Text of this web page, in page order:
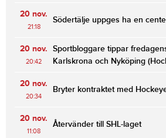
20 nov.
21:18
Södertälje uppges ha en
20 nov.
20:42
Sportbloggare tippar
Karlskrona och Nyköping
20 nov.
20:34
Bryter kontraktet med
20 nov.
11:08
Återvänder till SHL-laget